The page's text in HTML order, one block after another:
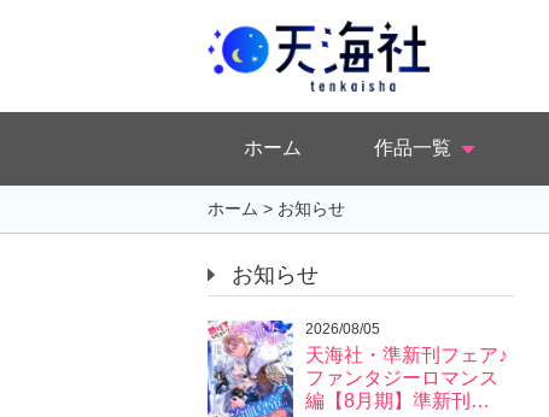
ホーム 作品一覧
ホーム > お知らせ
お知らせ
2026/08/05
天海社・準新刊フェア♪
ファンタジーロマンス
編【8月期】準新刊…